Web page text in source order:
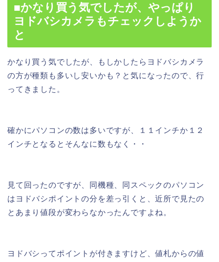
■かなり買う気でしたが、やっぱり
ヨドバシカメラもチェックしようか
と
かなり買う気でしたが、もしかしたらヨドバシカメラ
の方が種類も多いし安いかも？と気になったので、行
ってきました。
確かにパソコンの数は多いですが、１１インチか１２
インチとなるとそんなに数もなく・・
見て回ったのですが、同機種、同スペックのパソコン
はヨドバシポイントの分を差っ引くと、近所で見たの
とあまり値段が変わらなかったんですよね。
ヨドバシってポイントが付きますけど、値札からの値